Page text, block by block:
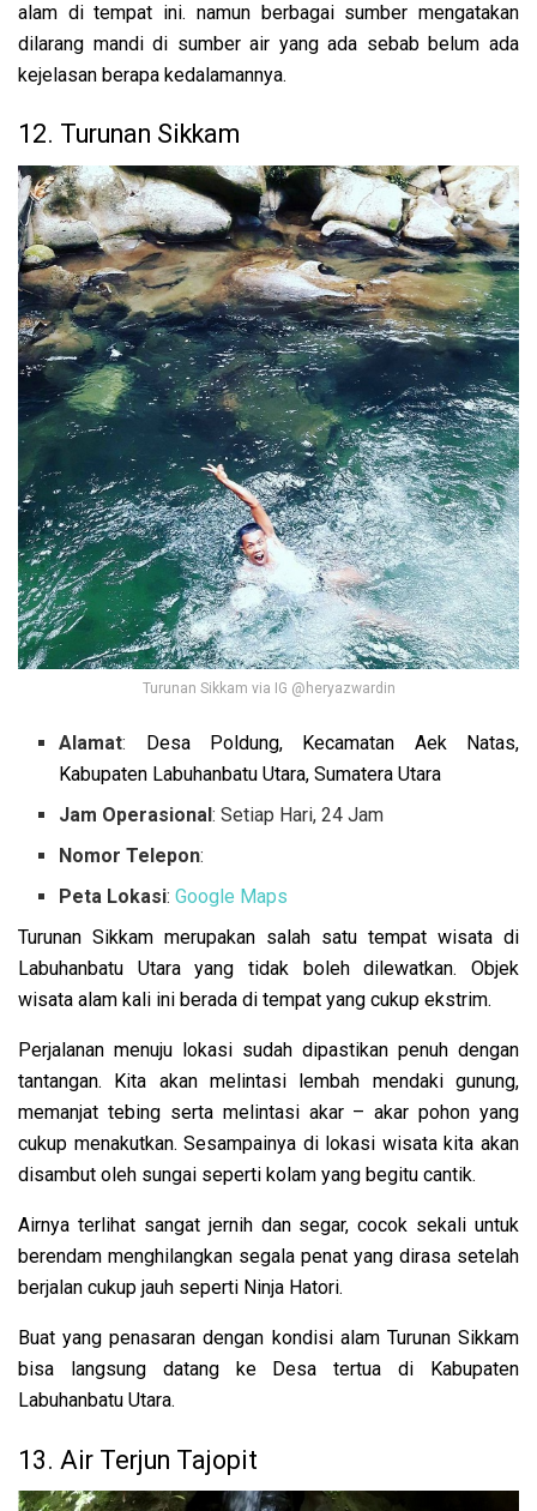
alam di tempat ini. namun berbagai sumber mengatakan
dilarang mandi di sumber air yang ada sebab belum ada
kejelasan berapa kedalamannya.
12. Turunan Sikkam
Turunan Sikkam via IG @heryazwardin
Alamat: Desa Poldung, Kecamatan Aek Natas,
Kabupaten Labuhanbatu Utara, Sumatera Utara
Jam Operasional: Setiap Hari, 24 Jam
Nomor Telepon:
Peta Lokasi:Google Maps
Turunan Sikkam merupakan salah satu tempat wisata di
Labuhanbatu Utara yang tidak boleh dilewatkan. Objek
wisata alam kali ini berada di tempat yang cukup ekstrim.
Perjalanan menuju lokasi sudah dipastikan penuh dengan
tantangan. Kita akan melintasi lembah mendaki gunung,
memanjat tebing serta melintasi akar – akar pohon yang
cukup menakutkan. Sesampainya di lokasi wisata kita akan
disambut oleh sungai seperti kolam yang begitu cantik.
Airnya terlihat sangat jernih dan segar, cocok sekali untuk
berendam menghilangkan segala penat yang dirasa setelah
berjalan cukup jauh seperti Ninja Hatori.
Buat yang penasaran dengan kondisi alam Turunan Sikkam
bisa langsung datang ke Desa tertua di Kabupaten
Labuhanbatu Utara.
13. Air Terjun Tajopit